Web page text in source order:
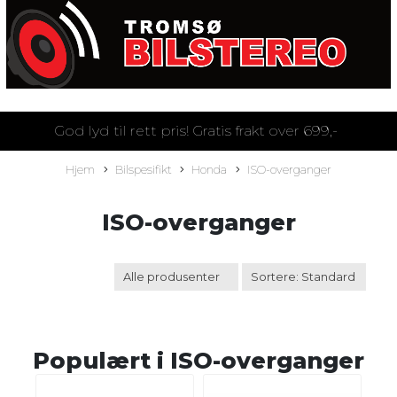
God lyd til rett pris! Gratis frakt over 699,-
Hjem Bilspesifikt Honda ISO-overganger
ISO-overganger
Populært i ISO-overganger